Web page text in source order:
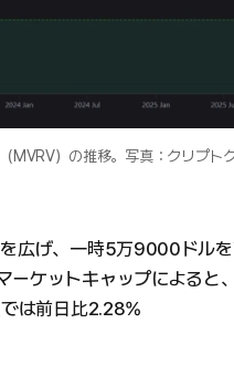
MVRV）の推移。写真：クリプト
広げ、一時5万9000ドルを
ケットキャップによると、
は前日比2.28%